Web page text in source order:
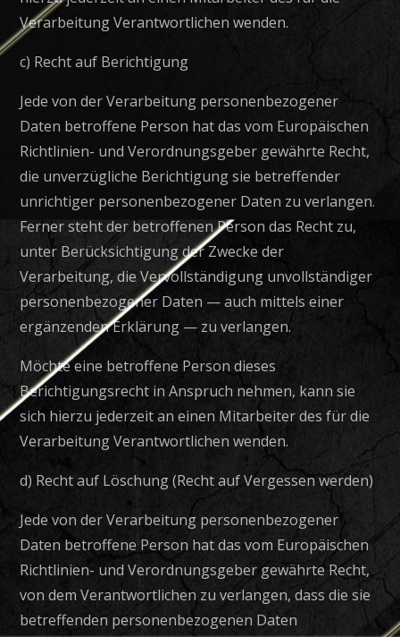
Verarbeitung Verantwortlichen wenden.
c) Recht auf Berichtigung
Jede von der Verarbeitung personenbezogener
Daten betroffene Person hat das vom Europäischen
Richtlinien- und Verordnungsgeber gewährte Recht,
die unverzügliche Berichtigung sie betreffender
unrichtiger personenbezogener Daten zu verlangen.
Ferner steht der betroffenen Person das Recht zu,
unter Berücksichtigung der Zwecke der
Verarbeitung, die Vervollständigung unvollständiger
personenbezogener Daten — auch mittels einer
ergänzenden Erklärung — zu verlangen.
Möchte eine betroffene Person dieses
Berichtigungsrecht in Anspruch nehmen, kann sie
sich hierzu jederzeit an einen Mitarbeiter des für die
Verarbeitung Verantwortlichen wenden.
d) Recht auf Löschung (Recht auf Vergessen werden)
Jede von der Verarbeitung personenbezogener
Daten betroffene Person hat das vom Europäischen
Richtlinien- und Verordnungsgeber gewährte Recht,
von dem Verantwortlichen zu verlangen, dass die sie
betreffenden personenbezogenen Daten